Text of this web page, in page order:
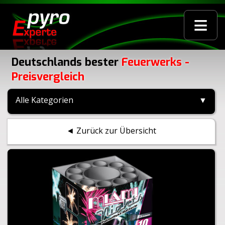
≡
Deutschlands bester Feuerwerks -
Preisvergleich
Alle Kategorien ▼
◄ Zurück zur Übersicht